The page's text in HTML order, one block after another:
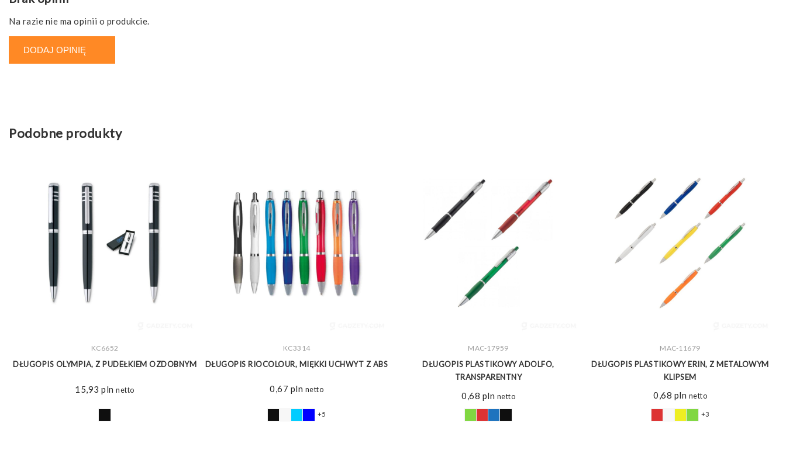
Na razie nie ma opinii o produkcie.
DODAJ OPINIĘ
Podobne produkty
ZOBACZ WIĘCEJ
KC6652
DŁUGOPIS OLYMPIA, Z PUDEŁKIEM OZDOBNYM
15,93pln netto
ZOBACZ WIĘCEJ
KC3314
DŁUGOPIS RIOCOLOUR, MIĘKKI UCHWYT Z ABS
0,67 pln netto
+5
ZOBACZ WIĘCEJ
MAC-17959
DŁUGOPIS PLASTIKOWY ADOLFO,
TRANSPARENTNY
0,68 pln netto
ZOBACZ WIĘCEJ
MAC-11679
DŁUGOPIS PLASTIKOWY ERIN, Z METALOWYM
KLIPSEM
0,68 pln netto
+3